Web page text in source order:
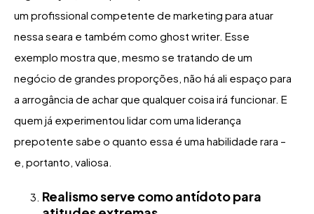
um profissional competente de marketing para atuar
nessa seara e também como ghost writer. Esse
exemplo mostra que, mesmo se tratando de um
negócio de grandes proporções, não há ali espaço para
a arrogância de achar que qualquer coisa irá funcionar. E
quem já experimentou lidar com uma liderança
prepotente sabe o quanto essa é uma habilidade rara –
e, portanto, valiosa.
Realismo serve como antídoto para